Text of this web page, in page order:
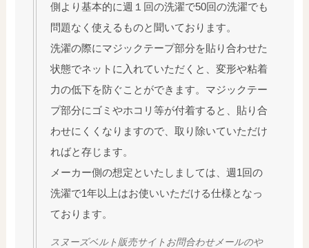
側より基本的に週１回の洗濯で50回の洗濯でも
問題なく使えるものと聞いております。
洗濯の際にマジックテープ部分を貼り合わせた
状態でネットに入れていただくと、変形や粘着
力の低下を防ぐことができます。マジックテー
プ部分にゴミやホコリ等が付着すると、貼り合
わせにくくなりますので、取り除いていただけ
ればと存じます。
メーカー側の想定といたしましては、週1回の
洗濯で1年以上はお使いいただける仕様となっ
ております。
スヌーズベルト販売サイトお問合わせメールのや